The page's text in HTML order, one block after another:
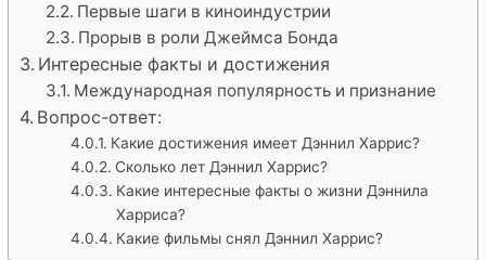
Первые шаги в киноиндустрии
Прорыв в роли Джеймса Бонда
Интересные факты и достижения
Международная популярность и признание
Вопрос-ответ:
Какие достижения имеет Дэннил Харрис?
Сколько лет Дэннил Харрис?
Какие интересные факты о жизни Дэннила
Харриса?
Какие фильмы снял Дэннил Харрис?